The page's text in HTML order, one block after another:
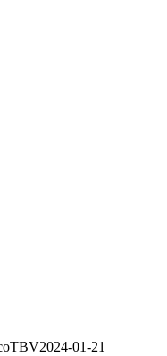
2024-01-21